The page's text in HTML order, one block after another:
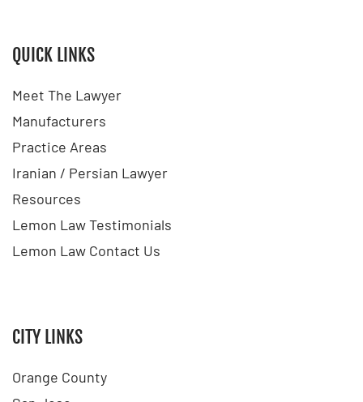
QUICK LINKS
Meet The Lawyer
Manufacturers
Practice Areas
Iranian / Persian Lawyer
Resources
Lemon Law Testimonials
Lemon Law Contact Us
CITY LINKS
Orange County